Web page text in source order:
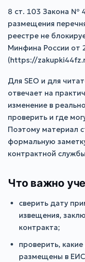
8 ст. 103 Закона №
размещения
реестре не
Минфина России
(https://
Для SEO и для
отвечает на
изменение в
проверить и где
Поэтому материал
формальную
контрактной
Что важно
сверить дату
извещения,
контракта;
проверить,
размещены в ЕИС